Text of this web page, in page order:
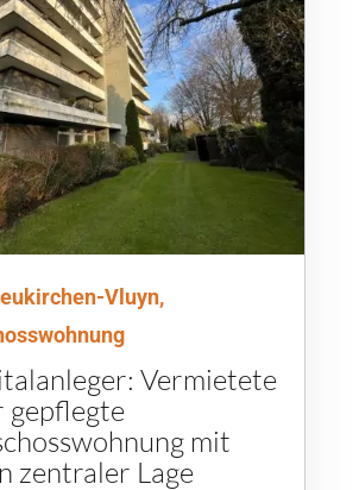
Vluyn,
Vermietete
gepflegte
mit
zentraler Lage